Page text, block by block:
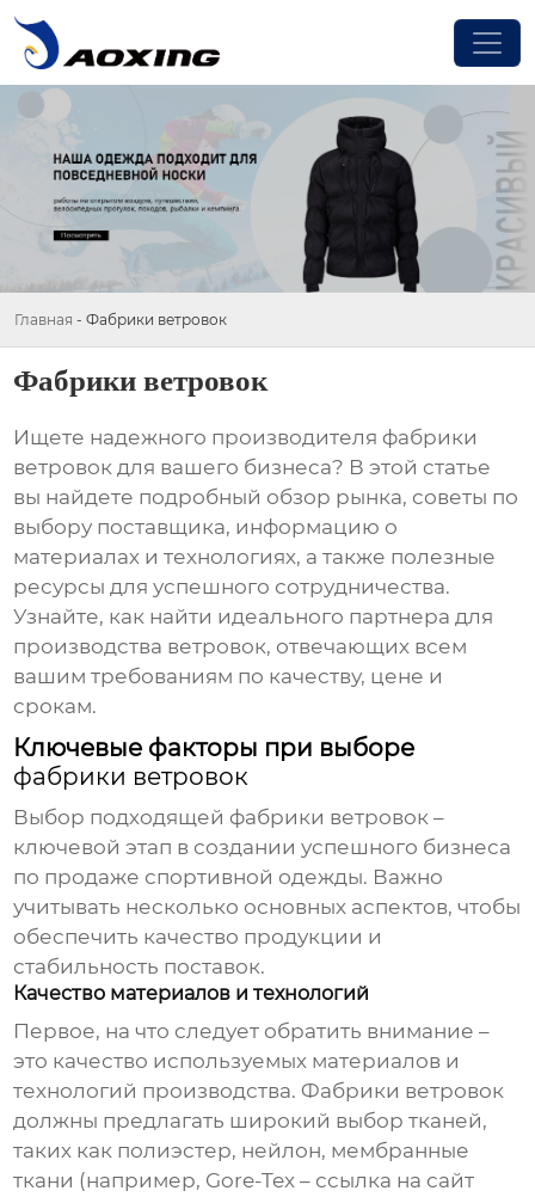
Главная - Фабрики ветровок
Фабрики ветровок
Ищете надежного производителя фабрики
ветровок для вашего бизнеса? В этой статье
вы найдете подробный обзор рынка, советы по
выбору поставщика, информацию о
материалах и технологиях, а также полезные
ресурсы для успешного сотрудничества.
Узнайте, как найти идеального партнера для
производства ветровок, отвечающих всем
вашим требованиям по качеству, цене и
срокам.
Ключевые факторы при выборе
фабрики ветровок
Выбор подходящей фабрики ветровок –
ключевой этап в создании успешного бизнеса
по продаже спортивной одежды. Важно
учитывать несколько основных аспектов, чтобы
обеспечить качество продукции и
стабильность поставок.
Качество материалов и технологий
Первое, на что следует обратить внимание –
это качество используемых материалов и
технологий производства. Фабрики ветровок
должны предлагать широкий выбор тканей,
таких как полиэстер, нейлон, мембранные
ткани (например, Gore-Tex – ссылка на сайт